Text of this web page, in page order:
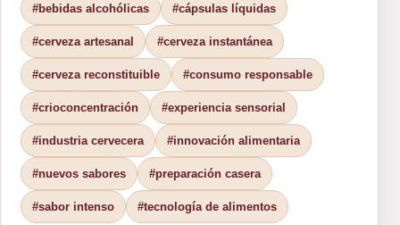
#bebidas alcohólicas #cápsulas líquidas
#cerveza artesanal #cerveza instantánea
#cerveza reconstituible #consumo responsable
#crioconcentración #experiencia sensorial
#industria cervecera #innovación alimentaria
#nuevos sabores #preparación casera
#sabor intenso #tecnología de alimentos